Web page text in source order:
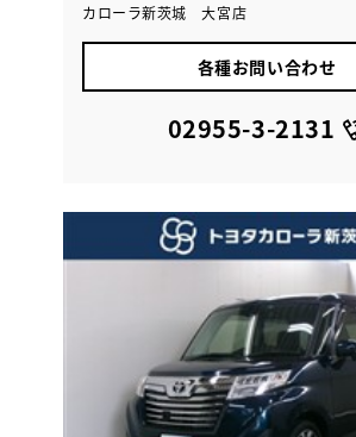
カローラ新茨城 大宮店
各種お問い合わせ
02955-3-2131